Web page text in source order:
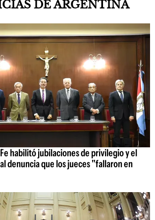
DE ARGENTINA
habilitó jubilaciones de privilegio y el
denuncia que los jueces "fallaron en